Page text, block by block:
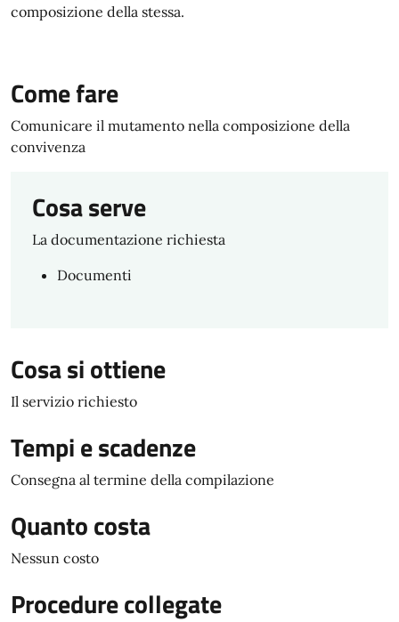
composizione della stessa.
Come fare
Comunicare il mutamento nella composizione della
convivenza
Cosa serve
La documentazione richiesta
Documenti
Cosa si ottiene
Il servizio richiesto
Tempi e scadenze
Consegna al termine della compilazione
Quanto costa
Nessun costo
Procedure collegate